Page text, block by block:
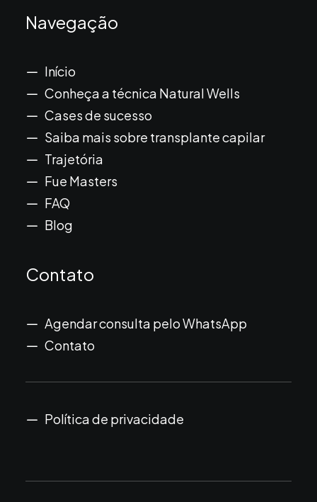
Navegação
Início
Conheça a técnica Natural Wells
Cases de sucesso
Saiba mais sobre transplante capilar
Trajetória
Fue Masters
FAQ
Blog
Contato
Agendar consulta pelo WhatsApp
Contato
Política de privacidade